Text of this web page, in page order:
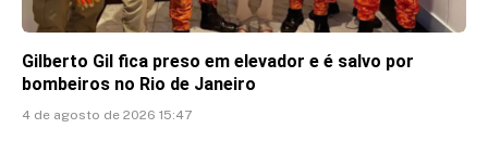
Gilberto Gil fica preso em elevador e é salvo por
bombeiros no Rio de Janeiro
4 de agosto de 2026 15:47